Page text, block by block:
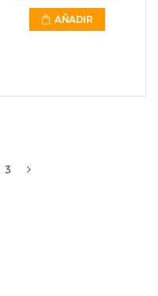
AÑADIR
3